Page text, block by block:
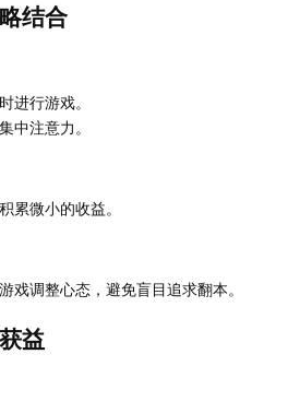
结合
进行游戏。
中注意力。
累微小的收益。
戏调整心态，避免盲目追求翻本。
益